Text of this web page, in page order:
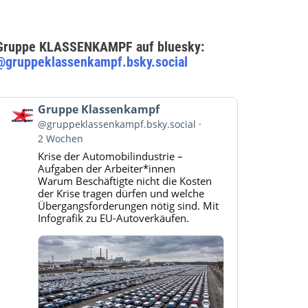
KLASSENKAMPF auf bluesky:
Beitrag
von
Gruppe
Klassenkampf
Bluesky
ansehen
Gruppe Klassenkampf
@gruppeklassenkampf.bsky.social
2 Wochen
Krise der Automobilindustrie –
Aufgaben der Arbeiter*innen
Warum Beschäftigte nicht die Kosten
der Krise tragen dürfen und welche
Übergangsforderungen nötig sind. Mit
Infografik zu EU-Autoverkäufen.